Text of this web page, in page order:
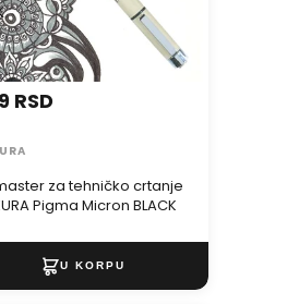
za tehničko crtanje
Pigma Micron BLACK
RSD